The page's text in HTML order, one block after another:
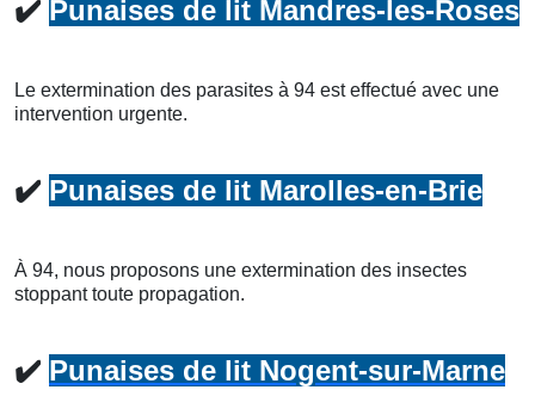
✔️ Punaises de lit Mandres-les-Roses
Le extermination des parasites à 94 est effectué avec une
intervention urgente.
✔️ Punaises de lit Marolles-en-Brie
À 94, nous proposons une extermination des insectes
stoppant toute propagation.
✔️ Punaises de lit Nogent-sur-Marne